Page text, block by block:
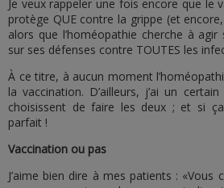
Je veux rappeler une fois encore que le
protège QUE contre la grippe (et
alors que l’homéopathie cherche à
sur ses défenses contre TOUTES les
À ce titre, à aucun moment
la vaccination. D’ailleurs, j’ai un
choisissent de faire les deux ; et si
parfait !
Vaccination ou pas
J’aime bien dire à mes patients : «Vous